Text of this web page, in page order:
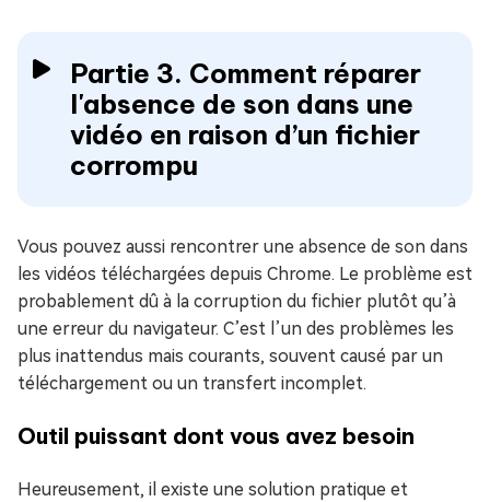
Partie 3. Comment réparer
l'absence de son dans une
vidéo en raison d’un fichier
corrompu
Vous pouvez aussi rencontrer une absence de son dans
les vidéos téléchargées depuis Chrome. Le problème est
probablement dû à la corruption du fichier plutôt qu’à
une erreur du navigateur. C’est l’un des problèmes les
plus inattendus mais courants, souvent causé par un
téléchargement ou un transfert incomplet.
Outil puissant dont vous avez besoin
Heureusement, il existe une solution pratique et